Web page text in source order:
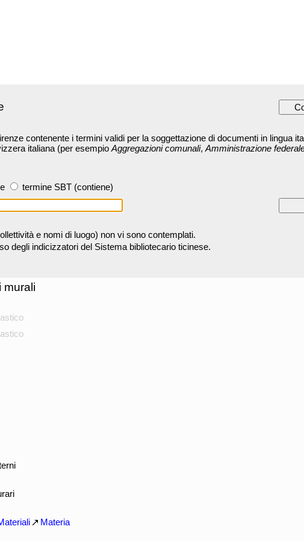
contenente i termini validi per la soggettazione di documenti in lingua
italiana (per esempio Aggregazioni comunali, Amministrazione
termine SBT (contiene)
e nomi di luogo) non vi sono contemplati.
degli indicizzatori del Sistema bibliotecario ticinese.
murali
Materia